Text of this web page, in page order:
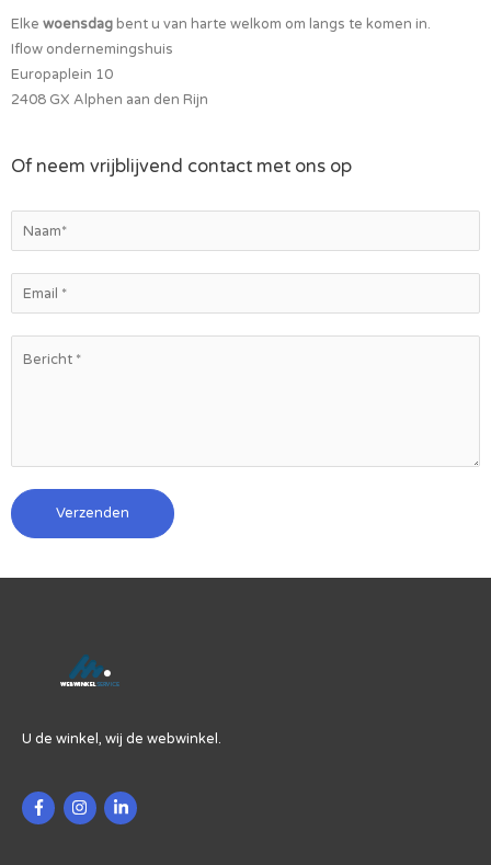
Elke woensdag bent u van harte welkom om langs te komen in.
Iflow ondernemingshuis
Europaplein 10
2408 GX Alphen aan den Rijn
Of neem vrijblijvend contact met ons op
Verzenden
U de winkel, wij de webwinkel.